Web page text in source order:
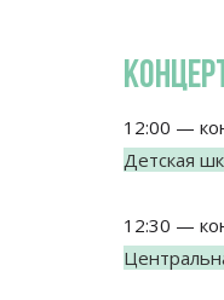
12:00 —
Детская
12:30 —